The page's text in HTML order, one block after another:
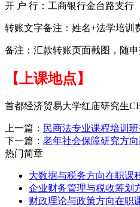
开 户 行：工商银行金台路支行
转账文字备注：姓名+法学培训
备注：汇款转账页面截图，随申
【上课地点】
首都经济贸易大学红庙研究生
上一篇： 民商法专业课程培训
下一篇： 老年社会保障研究方
热门简章
大数据与税务方向在职课
企业财务管理与税收筹划
财政理论与政策方向在职